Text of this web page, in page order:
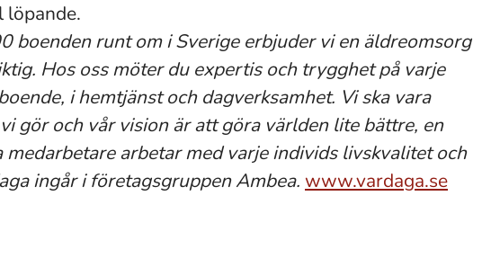
löpande.
boenden runt om i Sverige erbjuder vi en äldreomsorg
Hos oss möter du expertis och trygghet på varje
i hemtjänst och dagverksamhet. Vi ska vara
gör och vår vision är att göra världen lite bättre, en
medarbetare arbetar med varje individs livskvalitet och
ingår i företagsgruppen Ambea. www.vardaga.se